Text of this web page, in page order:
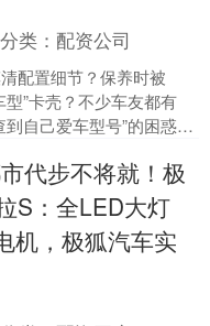
分类：配资公司
配置细节？保养时被
型”卡壳？不少车友都有
到自己爱车型号”的困惑。
就能....
代步不将就！极
S：全LED大灯
机，极狐汽车实